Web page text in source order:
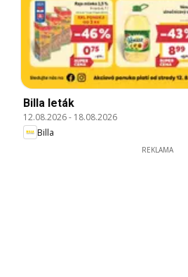
Billa leták
12.08.2026- 18.08.2026
Billa
REKLAMA